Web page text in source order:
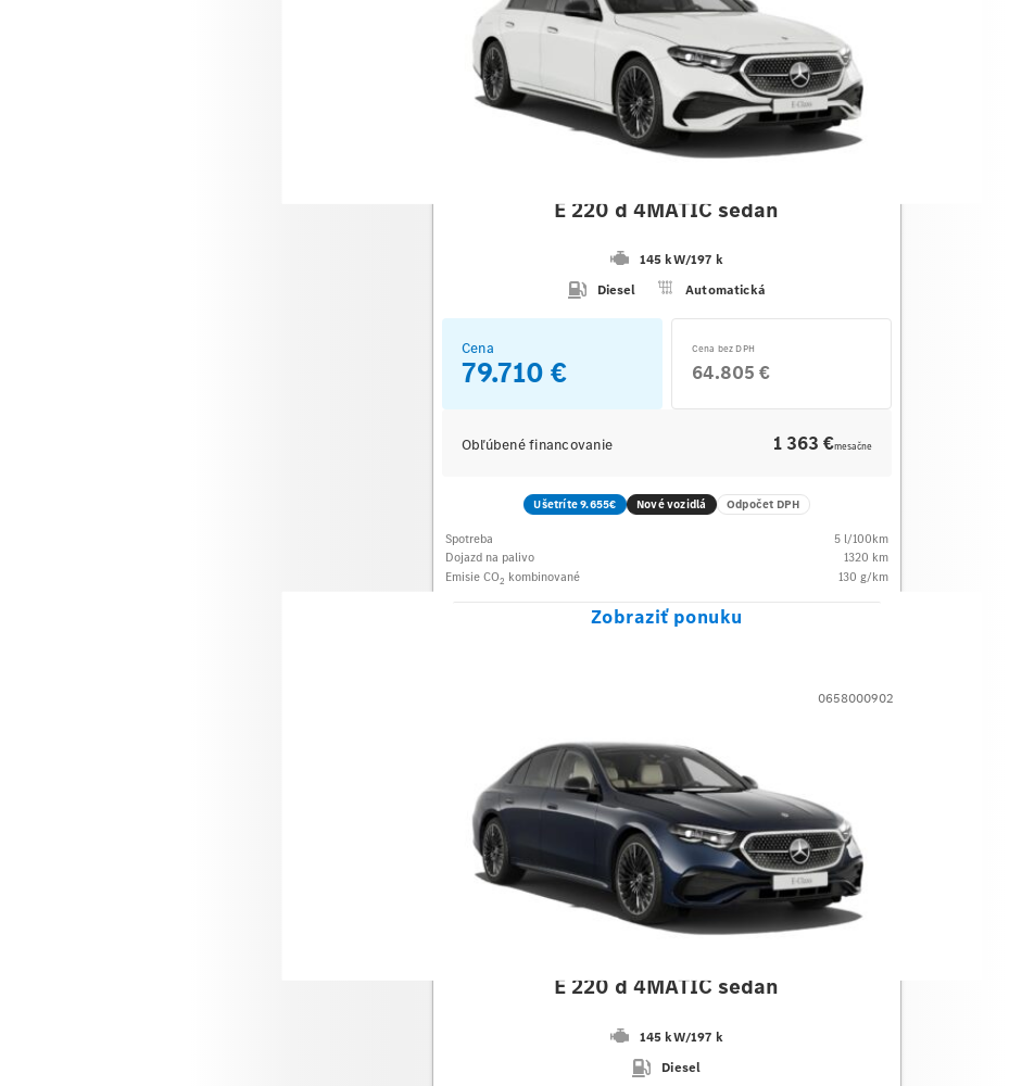
E 220 d 4MATIC sedan
145 kW/197 k
Diesel
Automatická
Cena
79.710 €
Cena bez DPH
64.805 €
Obľúbené financovanie 1 363 €mesačne
Ušetríte 9.655€ Nové vozidlá Odpočet DPH
Spotreba 5 l/100km
Dojazd na palivo
1320 km
Emisie CO2 kombinované 130 g/km
Zobraziť ponuku
E 220 d 4MATIC sedan
145 kW/197 k
Diesel
0658000902